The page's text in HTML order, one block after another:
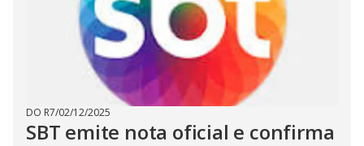
DO R7/02/12/2025
SBT emite nota oficial e confirma